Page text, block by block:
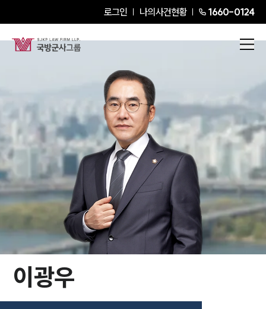
로그인 나의사건현황 1660-0124
이광우Senior Partner Attorney
이광우